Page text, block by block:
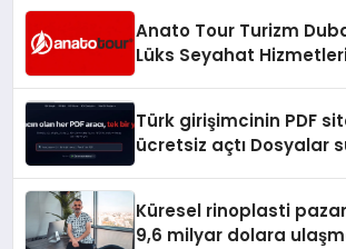
Anato Tour Turizm
Lüks Seyahat
Türk girişimcinin PDF
ücretsiz açtı Dosyalar
Küresel rinoplasti
9,6 milyar dolara